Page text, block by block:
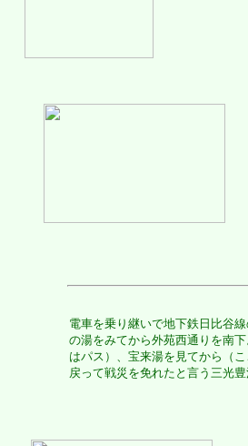
電車を乗り継いで地下鉄日比谷
の湯をみてから外苑西通りを南
はパス）、宝来湯を見てから（
戻って戦災を免れたと言う三光豊